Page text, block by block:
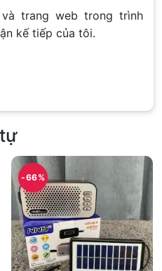
trang web trong trình
kế tiếp của tôi.
-66%